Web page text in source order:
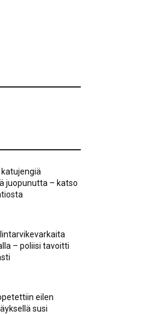
katujengiä
juopunutta – katso
– poliisi tavoitti
eilen
susi